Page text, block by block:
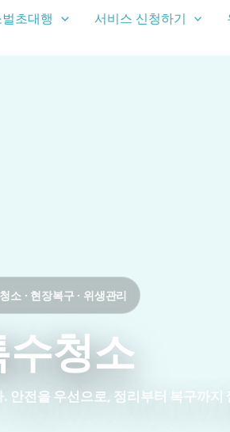
초대행 서비스 신청하기
소 · 현장복구 · 위생관리
수청소
. 안전을 우선으로, 정리부터 복구까지